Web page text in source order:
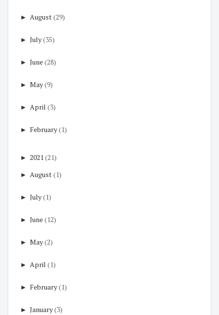
► August(29)
► July(35)
► June (28)
► May(9)
► April (3)
► February(1)
► 2021 (21)
► August(1)
► July(1)
► June (12)
► May(2)
► April (1)
► February(1)
► January(3)